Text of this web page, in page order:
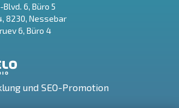
6, Büro 5
, 8230, Nessebar
6, Büro 4
und SEO-Promotion